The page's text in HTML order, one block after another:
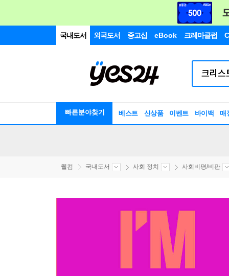
국내도서 외국도서 중고샵 eBook 크레마클럽
빠른분야찾기 베스트 신상품 이벤트 바이백 매
웰컴 국내도서 사회 정치 사회비평/비판